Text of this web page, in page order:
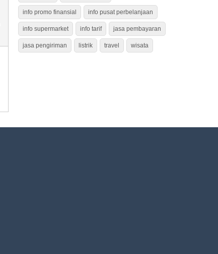
info promo finansial info pusat perbelanjaan
info supermarket info tarif jasa pembayaran
jasa pengiriman listrik travel wisata